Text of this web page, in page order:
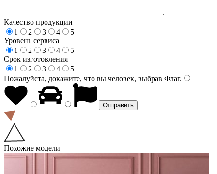
Качество продукции
1
2 3 4
5
Уровень сервиса
1
2 3 4
5
Срок изготовления
1
2 3 4
5
Пожалуйста, докажите, что вы человек, выбрав Флаг.
Похожие модели